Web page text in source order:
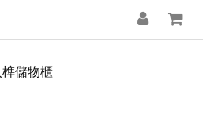
儲物櫃